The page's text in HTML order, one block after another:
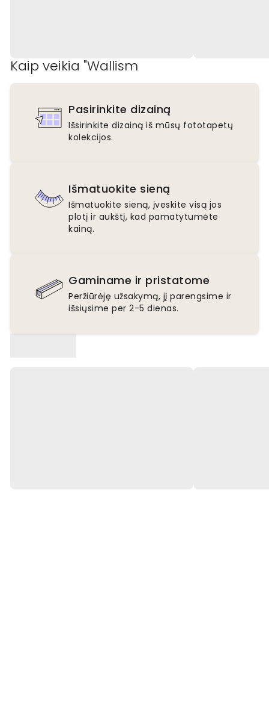
Kaip veikia "Wallism
Pasirinkite dizainą
Išsirinkite dizainą iš mūsų fototapetų
kolekcijos.
Išmatuokite sieną
Išmatuokite sieną, įveskite visą jos
plotį ir aukštį, kad pamatytumėte
kainą.
Gaminame ir pristatome
Peržiūrėję užsakymą, jį parengsime ir
išsiųsime per 2-5 dienas.